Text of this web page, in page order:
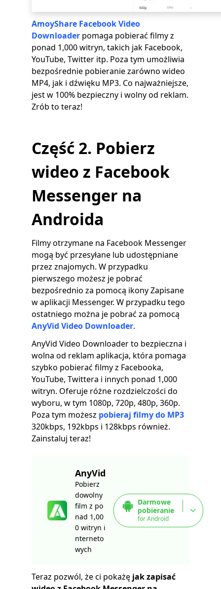
AmoyShare Facebook Video
Downloader pomaga pobierać filmy z
ponad 1,000 witryn, takich jak Facebook,
YouTube, Twitter itp. Poza tym umożliwia
bezpośrednie pobieranie zarówno wideo
MP4, jak i dźwięku MP3. Co najważniejsze,
jest w 100% bezpieczny i wolny od reklam.
Zrób to teraz!
Część 2. Pobierz
wideo z Facebook
Messenger na
Androida
Filmy otrzymane na Facebook Messenger
mogą być przesyłane lub udostępniane
przez znajomych. W przypadku
pierwszego możesz je pobrać
bezpośrednio za pomocą ikony Zapisane
w aplikacji Messenger. W przypadku tego
ostatniego można je pobrać za pomocą
AnyVid Video Downloader.
AnyVid Video Downloader to bezpieczna i
wolna od reklam aplikacja, która pomaga
szybko pobierać filmy z Facebooka,
YouTube, Twittera i innych ponad 1,000
witryn. Oferuje różne rozdzielczości do
wyboru, w tym 1080p, 720p, 480p, 360p.
Poza tym możesz pobieraj filmy do MP3
320kbps, 192kbps i 128kbps również.
Zainstaluj teraz!
AnyVid
Pobierz
dowolny
film z po
nad 1,00
0 witryn i
nterneto
wych
Darmowe
pobieranie
for Android
Teraz pozwól, że ci pokażę jak zapisać